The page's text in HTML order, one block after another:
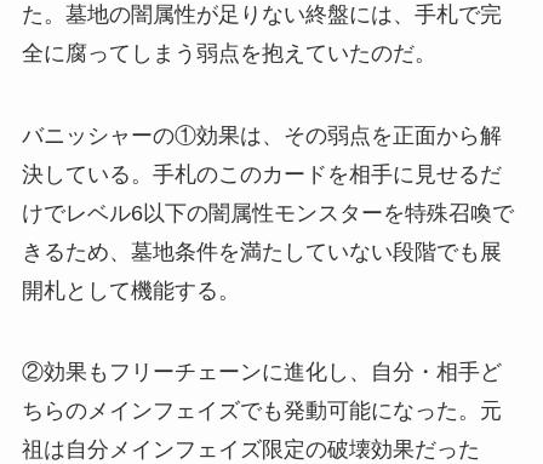
た。墓地の闇属性が足りない終盤には、手札で完
全に腐ってしまう弱点を抱えていたのだ。
バニッシャーの①効果は、その弱点を正面から解
決している。手札のこのカードを相手に見せるだ
けでレベル6以下の闇属性モンスターを特殊召喚で
きるため、墓地条件を満たしていない段階でも展
開札として機能する。
②効果もフリーチェーンに進化し、自分・相手ど
ちらのメインフェイズでも発動可能になった。元
祖は自分メインフェイズ限定の破壊効果だった